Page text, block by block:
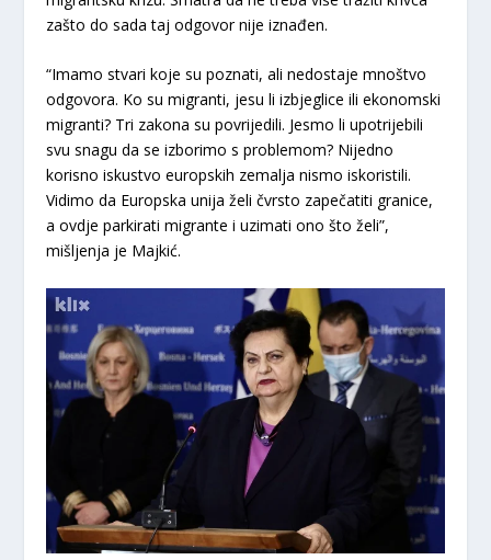
zašto do sada taj odgovor nije iznađen.
“Imamo stvari koje su poznati, ali nedostaje mnoštvo
odgovora. Ko su migranti, jesu li izbjeglice ili ekonomski
migranti? Tri zakona su povrijedili. Jesmo li upotrijebili
svu snagu da se izborimo s problemom? Nijedno
korisno iskustvo europskih zemalja nismo iskoristili.
Vidimo da Europska unija želi čvrsto zapečatiti granice,
a ovdje parkirati migrante i uzimati ono što želi”,
mišljenja je Majkić.